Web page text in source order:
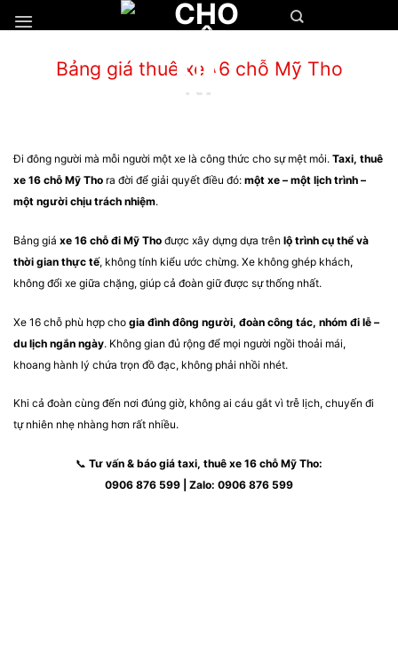
đến
Bảng giá thuê xe 16 chỗ Mỹ Tho
Đi đông người mà mỗi người một xe là công thức cho sự mệt mỏi. Taxi, thuê
xe 16 chỗ Mỹ Tho ra đời để giải quyết điều đó: một xe – một lịch trình –
một người chịu trách nhiệm.
Bảng giá xe 16 chỗ đi Mỹ Tho được xây dựng dựa trên lộ trình cụ thể và
thời gian thực tế, không tính kiểu ước chừng. Xe không ghép khách,
không đổi xe giữa chặng, giúp cả đoàn giữ được sự thống nhất.
Xe 16 chỗ phù hợp cho gia đình đông người, đoàn công tác, nhóm đi lễ –
du lịch ngắn ngày. Không gian đủ rộng để mọi người ngồi thoải mái,
khoang hành lý chứa trọn đồ đạc, không phải nhồi nhét.
Khi cả đoàn cùng đến nơi đúng giờ, không ai cáu gắt vì trễ lịch, chuyến đi
tự nhiên nhẹ nhàng hơn rất nhiều.
📞 Tư vấn & báo giá taxi, thuê xe 16 chỗ Mỹ Tho:
0906 876 599 | Zalo: 0906 876 599